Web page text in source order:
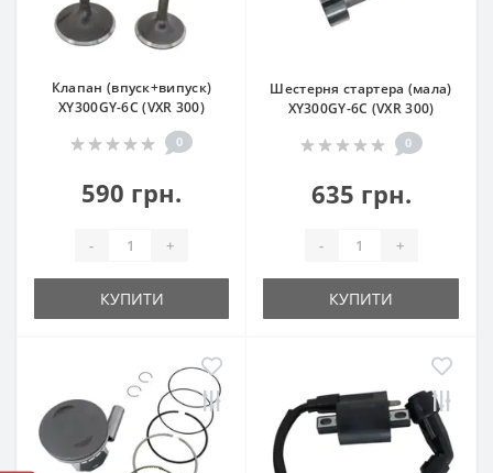
Клапан (впуск+випуск)
XY300GY-6C (VXR 300)
0
590 грн.
- +
КУПИТИ
Шестерня стартера (мала)
XY300GY-6C (VXR 300)
0
635 грн.
- +
КУПИТИ